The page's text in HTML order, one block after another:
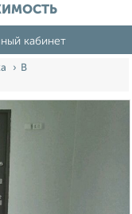
кабинет
В